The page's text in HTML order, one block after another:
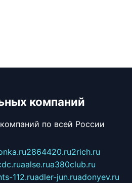
компаний
по всей России
2864420.ru2rich.ru
aalse.rua380club.ru
112.ruadler-jun.ruadonyev.ru